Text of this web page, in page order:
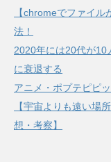
【chromeでファイ
法！
2020年には20代が10
に衰退する
アニメ・ポプテピピ
【宇宙よりも遠い場
想・考察】